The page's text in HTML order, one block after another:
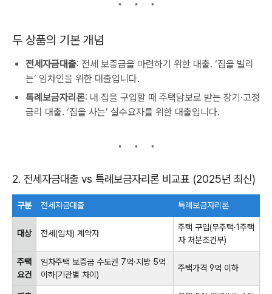
두 상품의 기본 개념
전세자금대출: 전세 보증금을 마련하기 위한 대출. ‘집을 빌리
는’ 임차인을 위한 대출입니다.
특례보금자리론: 내 집을 구입할 때 주택담보로 받는 장기·고정
금리 대출. ‘집을 사는’ 실수요자를 위한 대출입니다.
2. 전세자금대출 vs 특례보금자리론 비교표 (2025년 최신)
구분 전세자금대출 특례보금자리론
대상 전세(임차) 계약자
주택 구입(무주택·1주택
자 처분조건부)
주택
요건
임차주택 보증금 수도권 7억·지방 5억
이하(기관별 차이)
주택가격 9억 이하